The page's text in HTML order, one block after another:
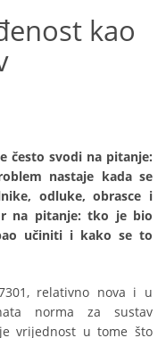
kao
često svodi na pitanje:
nastaje kada se
odluke, obrasce i
na pitanje: tko je bio
učiniti i kako se to
relativno nova i u
norma za sustav
vrijednost u tome što